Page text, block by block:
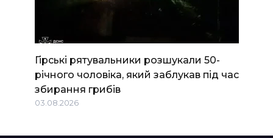
Гірські рятувальники розшукали 50-
річного чоловіка, який заблукав під час
збирання грибів
03.08.2026